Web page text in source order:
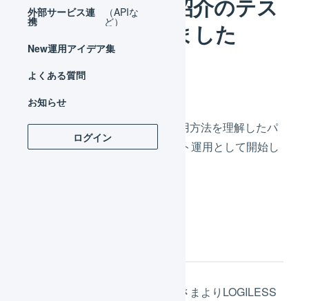
外部サービス連
携
（APIな
ど）
New運用アイデア集
よくある質問
お知らせ
ログイン
ートナー企業ご紹介のテス
ト運用を開始しました
投稿日
2024年12月10日
LOGILESSのサービスおよび運用方法を理解したパ
ートナー企業のご紹介を、テスト運用として開始し
これまで、LOGILESSの利用者さまよりLOGILESS